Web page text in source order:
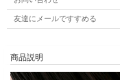
友達にメールですすめる
商品説明